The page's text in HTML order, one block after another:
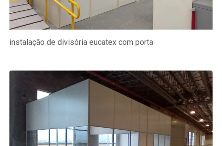
instalação de divisória eucatex com porta